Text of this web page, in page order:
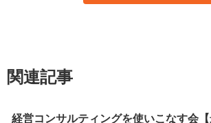
関連記事
経営コンサルティングを使いこなす会【